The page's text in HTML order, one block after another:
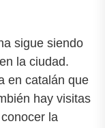
sigue siendo
la ciudad.
en catalán que
hay visitas
la